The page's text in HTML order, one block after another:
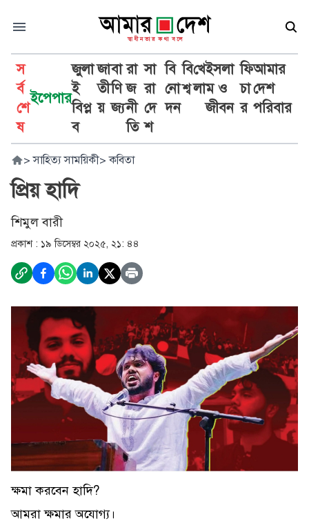
স
র্ব
শে
ষ
ইপেপার
জুলা
ই
বিপ্ল
ব
জা
তী
য়
বা
ণি
জ্য
রা
জ
নী
তি
সা
রা
দে
শ
বি
নো
দন
বি
শ্ব
খে
লা
ইসলা
ম ও
জীবন
ফি
চা
র
আমার
দেশ
পরিবার
> সাহিত্য সাময়িকী> কবিতা
প্রিয় হাদি
শিমুল বারী
প্রকাশ : ১৯ ডিসেম্বর ২০২৫, ২১: ৪৪
ক্ষমা করবেন হাদি?
আমরা ক্ষমার অযোগ্য।